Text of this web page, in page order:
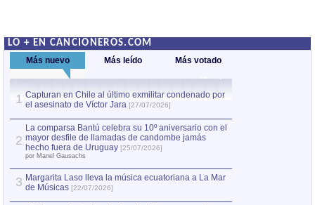
LO + EN CANCIONEROS.COM
Más nuevo Más leído Más votado
1 Capturan en Chile al último exmilitar condenado por
el asesinato de Víctor Jara [27/07/2026]
2
La comparsa Bantú celebra su 10º aniversario con el
mayor desfile de llamadas de candombe jamás
hecho fuera de Uruguay [25/07/2026]
por Manel Gausachs
3 Margarita Laso lleva la música ecuatoriana a La Mar
de Músicas [22/07/2026]